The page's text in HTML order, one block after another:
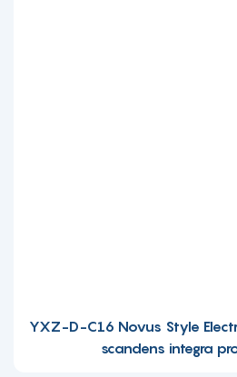
YXZ-D-C16 Novus Style
scandens integra